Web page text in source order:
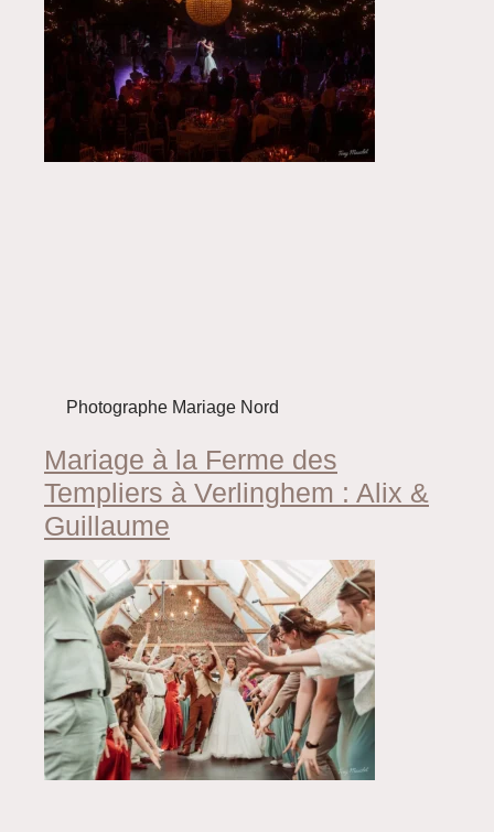
Photographe Mariage Nord
Mariage à la Ferme des
Templiers à Verlinghem : Alix &
Guillaume